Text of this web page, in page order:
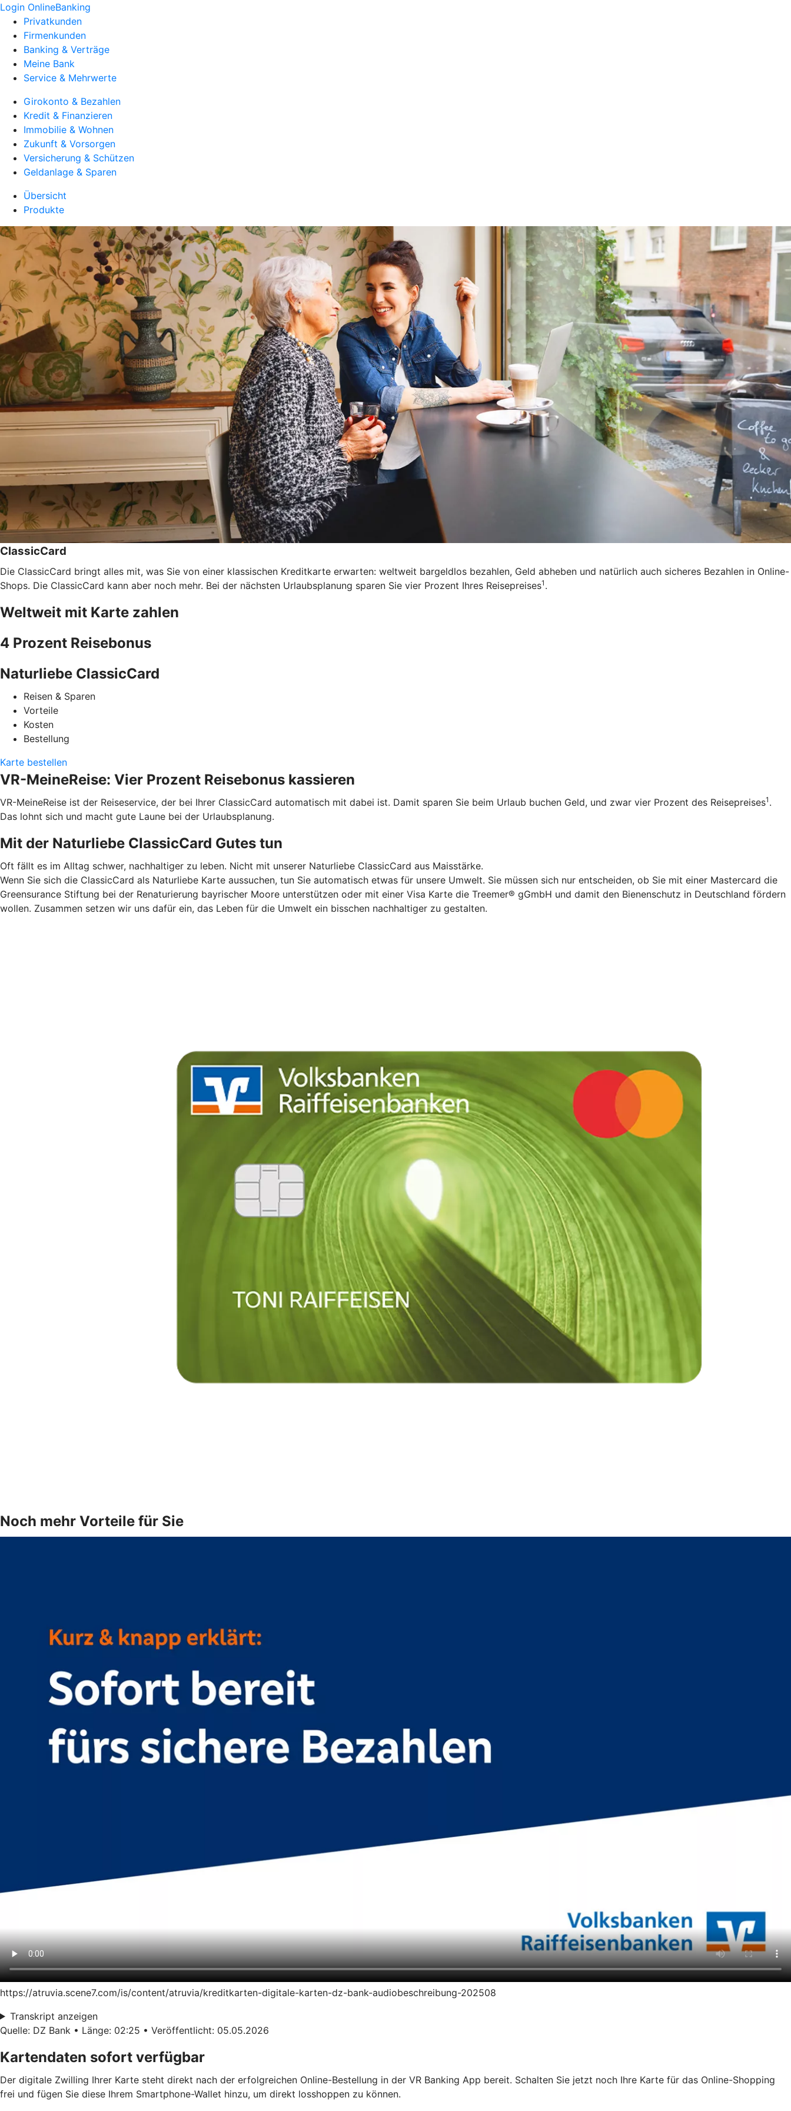
Login OnlineBanking
Privatkunden
Firmenkunden
Banking & Verträge
Meine Bank
Service & Mehrwerte
Girokonto & Bezahlen
Kredit & Finanzieren
Immobilie & Wohnen
Zukunft & Vorsorgen
Versicherung & Schützen
Geldanlage & Sparen
Übersicht
Produkte
ClassicCard
Die ClassicCard bringt alles mit, was Sie von einer klassischen Kreditkarte erwarten: weltweit bargeldlos bezahlen, Geld abheben und natürlich auch sicheres Bezahlen in Online-
Shops. Die ClassicCard kann aber noch mehr. Bei der nächsten Urlaubsplanung sparen Sie vier Prozent Ihres Reisepreises1 .
Weltweit mit Karte zahlen
4 Prozent Reisebonus
Naturliebe ClassicCard
Reisen & Sparen
Vorteile
Kosten
Bestellung
Karte bestellen
VR-MeineReise: Vier Prozent Reisebonus kassieren
VR-MeineReise ist der Reiseservice, der bei Ihrer ClassicCard automatisch mit dabei ist. Damit sparen Sie beim Urlaub buchen Geld, und zwar vier Prozent des Reisepreises1 .
Das lohnt sich und macht gute Laune bei der Urlaubsplanung.
Mit der Naturliebe ClassicCard Gutes tun
Oft fällt es im Alltag schwer, nachhaltiger zu leben. Nicht mit unserer Naturliebe ClassicCard aus Maisstärke.
Wenn Sie sich die ClassicCard als Naturliebe Karte aussuchen, tun Sie automatisch etwas für unsere Umwelt. Sie müssen sich nur entscheiden, ob Sie mit einer Mastercard die
Greensurance Stiftung bei der Renaturierung bayrischer Moore unterstützen oder mit einer Visa Karte die Treemer® gGmbH und damit den Bienenschutz in Deutschland fördern
wollen. Zusammen setzen wir uns dafür ein, das Leben für die Umwelt ein bisschen nachhaltiger zu gestalten.
Noch mehr Vorteile für Sie
https://atruvia.scene7.com/is/content/atruvia/kreditkarten-digitale-karten-dz-bank-audiobeschreibung-202508
Transkript anzeigen
Quelle: DZ Bank • Länge: 02:25 • Veröffentlicht: 05.05.2026
Kartendaten sofort verfügbar
Der digitale Zwilling Ihrer Karte steht direkt nach der erfolgreichen Online-Bestellung in der VR Banking App bereit. Schalten Sie jetzt noch Ihre Karte für das Online-Shopping
frei und fügen Sie diese Ihrem Smartphone-Wallet hinzu, um direkt losshoppen zu können.